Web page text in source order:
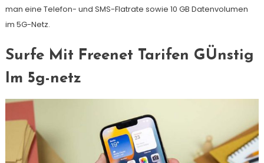
man eine Telefon- und SMS-Flatrate sowie 10 GB Datenvolumen
im 5G-Netz.
Surfe Mit Freenet Tarifen GÜnstig
Im 5g-netz